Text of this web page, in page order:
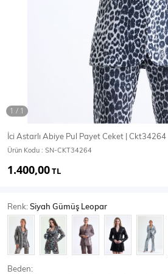
Mont & Kaban
T-Shirt
Body Atlet
İci Astarlı Abiye Pul Payet Ceket | Ckt34264
Ürün Kodu : SN-CKT34264
1.400,00TL
Renk:Siyah Gümüş Leopar
Beden: